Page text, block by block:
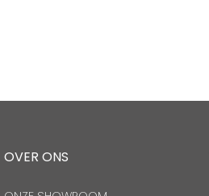
OVER ONS